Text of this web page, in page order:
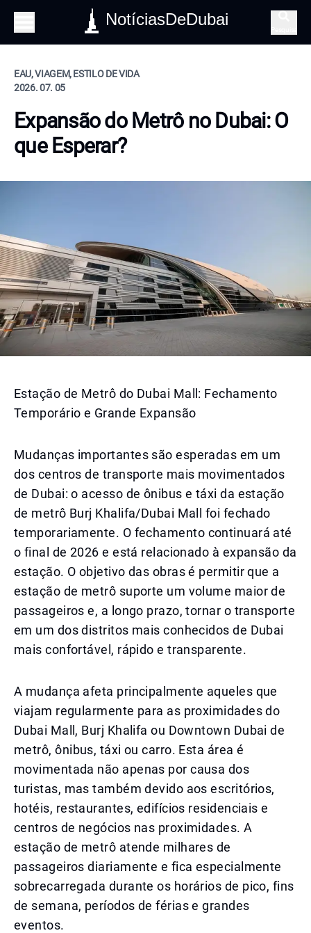
NotíciasDeDubai
EAU, VIAGEM, ESTILO DE VIDA
2026. 07. 05
Expansão do Metrô no Dubai: O
que Esperar?
Estação de Metrô do Dubai Mall: Fechamento
Temporário e Grande Expansão
Mudanças importantes são esperadas em um
dos centros de transporte mais movimentados
de Dubai: o acesso de ônibus e táxi da estação
de metrô Burj Khalifa/Dubai Mall foi fechado
temporariamente. O fechamento continuará até
o final de 2026 e está relacionado à expansão da
estação. O objetivo das obras é permitir que a
estação de metrô suporte um volume maior de
passageiros e, a longo prazo, tornar o transporte
em um dos distritos mais conhecidos de Dubai
mais confortável, rápido e transparente.
A mudança afeta principalmente aqueles que
viajam regularmente para as proximidades do
Dubai Mall, Burj Khalifa ou Downtown Dubai de
metrô, ônibus, táxi ou carro. Esta área é
movimentada não apenas por causa dos
turistas, mas também devido aos escritórios,
hotéis, restaurantes, edifícios residenciais e
centros de negócios nas proximidades. A
estação de metrô atende milhares de
passageiros diariamente e fica especialmente
sobrecarregada durante os horários de pico, fins
de semana, períodos de férias e grandes
eventos.